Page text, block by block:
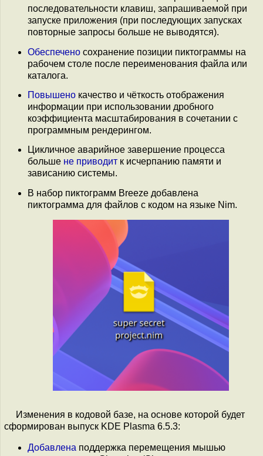
последовательности клавиш, запрашиваемой при
запуске приложения (при последующих запусках
повторные запросы больше не выводятся).
Обеспечено сохранение позиции пиктограммы на
рабочем столе после переименования файла или
каталога.
Повышено качество и чёткость отображения
информации при использовании дробного
коэффициента масштабирования в сочетании с
программным рендерингом.
Цикличное аварийное завершение процесса
больше не приводит к исчерпанию памяти и
зависанию системы.
В набор пиктограмм Breeze добавлена
пиктограмма для файлов с кодом на языке Nim.
Изменения в кодовой базе, на основе которой будет
сформирован выпуск KDE Plasma 6.5.3:
Добавлена поддержка перемещения мышью